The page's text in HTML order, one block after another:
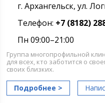
г. Архангельск, ул.
Телефон: +7 (8182)
Пн 09:00–21:00
Группа многопрофильной
для всех, кто заботится о
своих близких.
Подробнее >